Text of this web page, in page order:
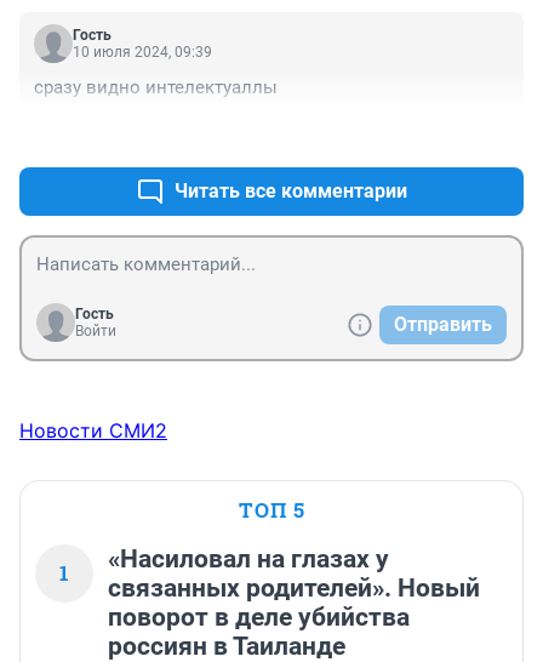
Гость
10 июля 2024, 09:39
сразу видно интелектуаллы
Читать все комментарии
Гость
Войти
Отправить
Новости СМИ2
ТОП 5
1
«Насиловал на глазах у
связанных родителей». Новый
поворот в деле убийства
россиян в Таиланде